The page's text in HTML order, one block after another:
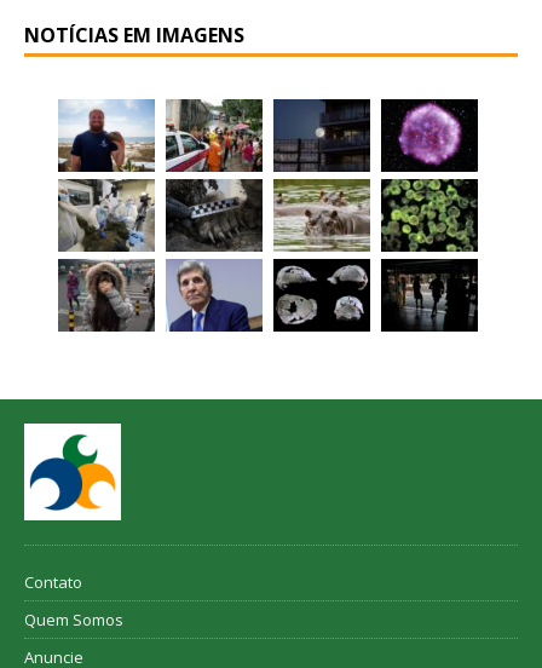
NOTÍCIAS EM IMAGENS
Contato
Quem Somos
Anuncie